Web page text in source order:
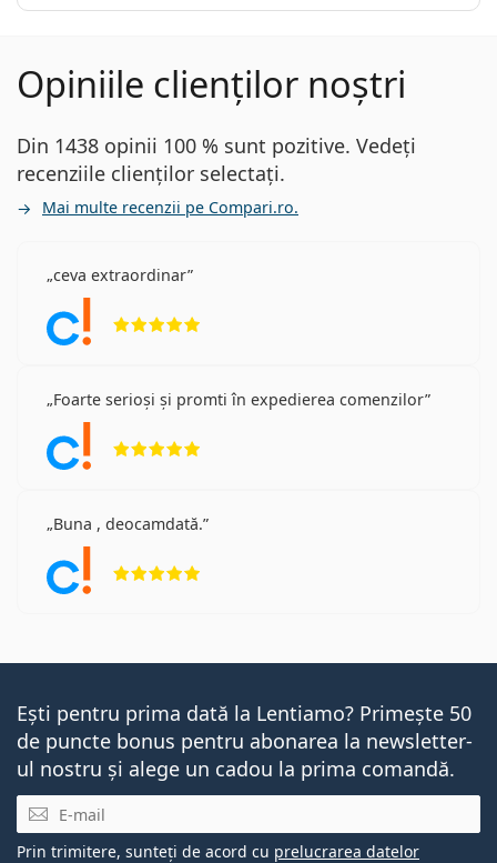
Opiniile clienților noștri
Din 1438 opinii 100 % sunt pozitive. Vedeți
recenziile clienților selectați.
Mai multe recenzii pe Compari.ro.
ceva extraordinar
Foarte serioși și promti în expedierea comenzilor
Buna , deocamdată.
Ești pentru prima dată la Lentiamo? Primește 50
de puncte bonus pentru abonarea la newsletter-
ul nostru și alege un cadou la prima comandă.
E-mail
Prin trimitere, sunteți de acord cu prelucrarea datelor